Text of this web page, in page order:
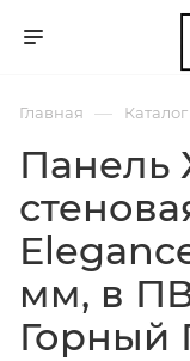
Главная — Каталог
мм, в
Горный